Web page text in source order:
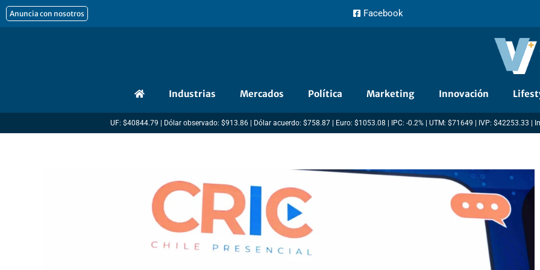
al
Anuncia con nosotros Facebook
Industrias Mercados Política Marketing Innovación
UF: $40844.79 | Dólar observado: $913.86 | Dólar acuerdo: $758.87 | Euro: $1053.08 | IPC: -0.2% | UTM: $71649 | IVP: $42253.33 |